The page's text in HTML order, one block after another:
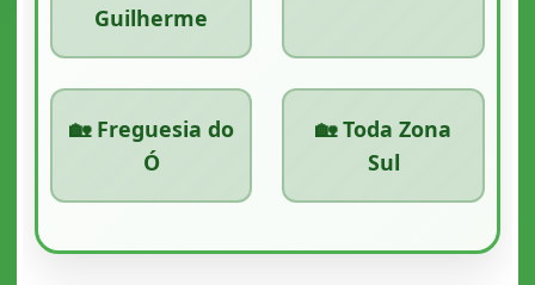
Guilherme
🏡 Freguesia do
Ó
🏡 Toda Zona
Sul